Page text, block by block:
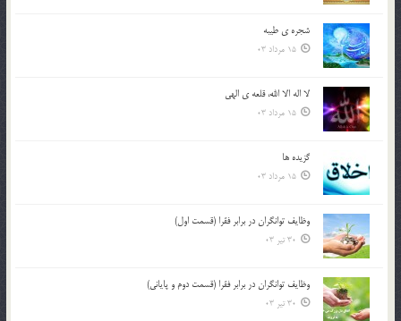
شجره ي طيبه
15 مرداد 03
لا اله الا الله، قلعه ي الهي
15 مرداد 03
گزيده ها
15 مرداد 03
وظایف توانگران در برابر فقرا (قسمت اول)
30 تیر 03
وظایف توانگران در برابر فقرا (قسمت دوم و پایانی)
30 تیر 03